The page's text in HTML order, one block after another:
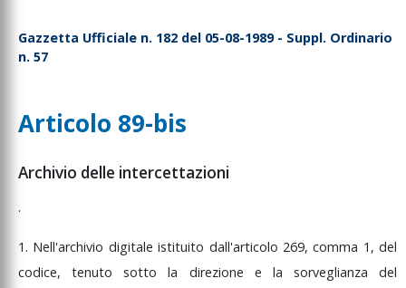
la misura
del verbale di
Gazzetta Ufficiale n. 182 del 05-08-1989 - Suppl. Ordinario
n. 57
Articolo 89-bis
Archivio delle intercettazioni
.
1. Nell'archivio digitaleistituito dall'articolo 269,comma 1, del
codice,tenutosottola direzione e la sorveglianza del